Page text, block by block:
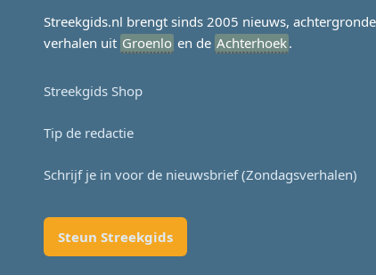
Streekgids.nl brengt sinds 2005 nieuws,
verhalen uit Groenlo en de Achterhoek.
Streekgids Shop
Tip de redactie
Schrijf je in voor de nieuwsbrief (Zondagsverhalen)
Steun Streekgids